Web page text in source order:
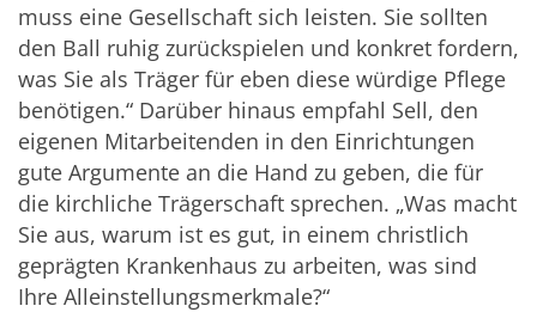
muss eine Gesellschaft sich leisten. Sie sollten
den Ball ruhig zurückspielen und konkret fordern,
was Sie als Träger für eben diese würdige Pflege
benötigen.“ Darüber hinaus empfahl Sell, den
eigenen Mitarbeitenden in den Einrichtungen
gute Argumente an die Hand zu geben, die für
die kirchliche Trägerschaft sprechen. „Was macht
Sie aus, warum ist es gut, in einem christlich
geprägten Krankenhaus zu arbeiten, was sind
Ihre Alleinstellungsmerkmale?“